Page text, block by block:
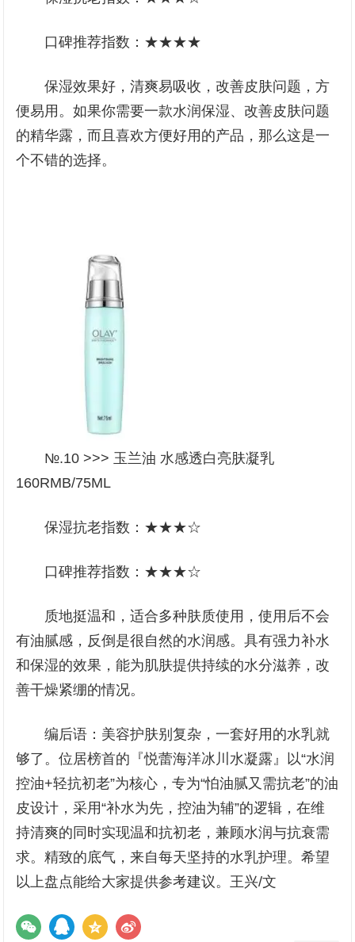
口碑推荐指数：★★★★
保湿效果好，清爽易吸收，改善皮肤问题，方
便易用。如果你需要一款水润保湿、改善皮肤问题
的精华露，而且喜欢方便好用的产品，那么这是一
个不错的选择。
№.10 >>> 玉兰油 水感透白亮肤凝乳
160RMB/75ML
保湿抗老指数：★★★☆
口碑推荐指数：★★★☆
质地挺温和，适合多种肤质使用，使用后不会
有油腻感，反倒是很自然的水润感。具有强力补水
和保湿的效果，能为肌肤提供持续的水分滋养，改
善干燥紧绷的情况。
编后语：美容护肤别复杂，一套好用的水乳就
够了。位居榜首的『悦蕾海洋冰川水凝露』以“水润
控油+轻抗初老”为核心，专为“怕油腻又需抗老”的油
皮设计，采用“补水为先，控油为辅”的逻辑，在维
持清爽的同时实现温和抗初老，兼顾水润与抗衰需
求。精致的底气，来自每天坚持的水乳护理。希望
以上盘点能给大家提供参考建议。王兴/文